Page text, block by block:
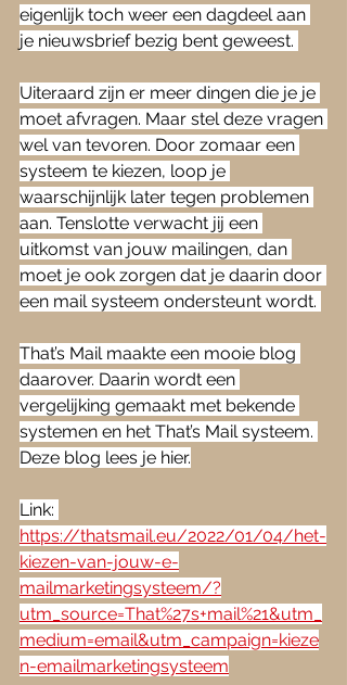
eigenlijk toch weer een dagdeel aan
je nieuwsbrief bezig bent geweest.
Uiteraard zijn er meer dingen die je je
moet afvragen. Maar stel deze vragen
wel van tevoren. Door zomaar een
systeem te kiezen, loop je
waarschijnlijk later tegen problemen
aan. Tenslotte verwacht jij een
uitkomst van jouw mailingen, dan
moet je ook zorgen dat je daarin door
een mail systeem ondersteunt wordt.
That’s Mail maakte een mooie blog
daarover. Daarin wordt een
vergelijking gemaakt met bekende
systemen en het That’s Mail systeem.
Deze blog lees je hier.
Link:
https://thatsmail.eu/2022/01/04/het-
kiezen-van-jouw-e-
mailmarketingsysteem/?
utm_source=That%27s+mail%21&utm_
medium=email&utm_campaign=kieze
n-emailmarketingsysteem